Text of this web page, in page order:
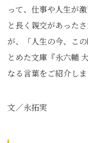
って、仕事や人生が
と長く親交があった
が、「人生の今、こ
とめた文庫『永六輔
なる言葉をご紹介しま
文／永拓実